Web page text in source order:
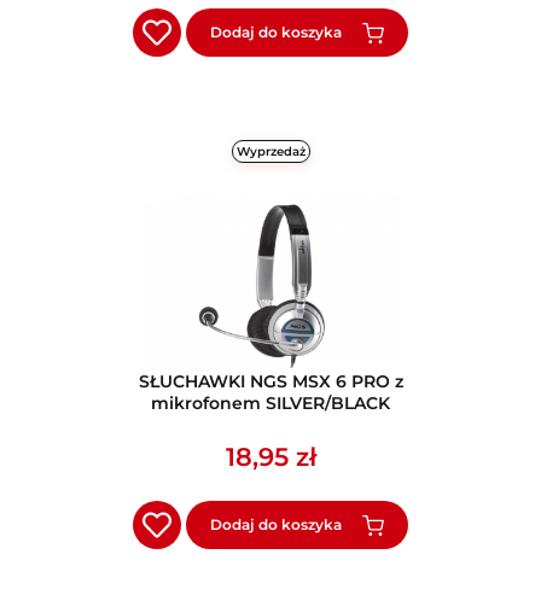
Dodaj do koszyka
Wyprzedaż
SŁUCHAWKI NGS MSX 6 PRO z
mikrofonem SILVER/BLACK
18,95 zł
Dodaj do koszyka